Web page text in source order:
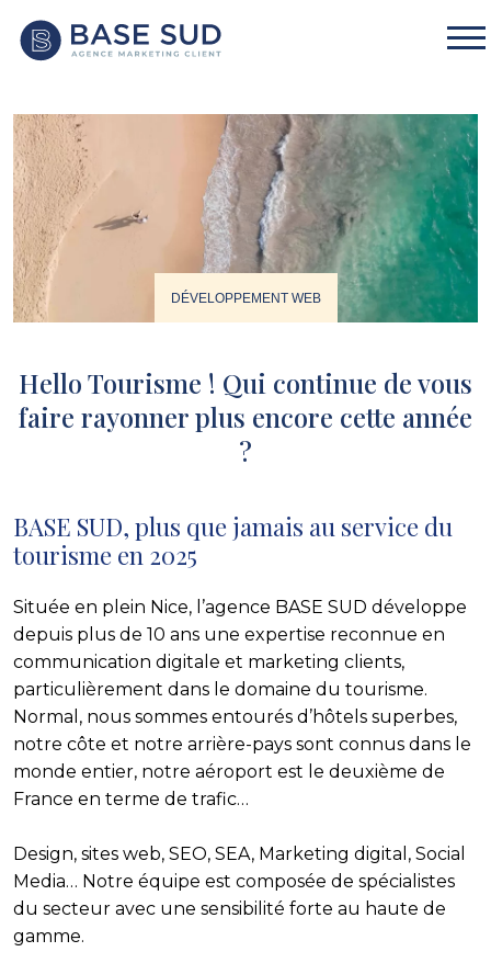
DÉVELOPPEMENT WEB
Hello Tourisme ! Qui continue de vous
faire rayonner plus encore cette année
?
BASE SUD, plus que jamais au service du
tourisme en 2025
Située en plein Nice, l’agence BASE SUD développe
depuis plus de 10 ans une expertise reconnue en
communication digitale et marketing clients,
particulièrement dans le domaine du tourisme.
Normal, nous sommes entourés d’hôtels superbes,
notre côte et notre arrière-pays sont connus dans le
monde entier, notre aéroport est le deuxième de
France en terme de trafic…
Design, sites web, SEO, SEA, Marketing digital, Social
Media… Notre équipe est composée de spécialistes
du secteur avec une sensibilité forte au haute de
gamme.